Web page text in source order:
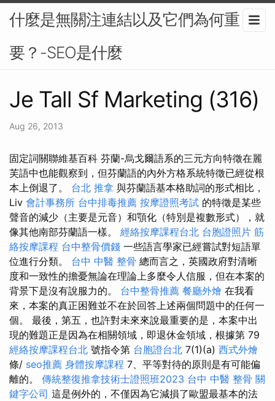
什麼是無關注連結以及它們為何重
要？-SEO是什麼
Je Tall Sf Marketing (316)
Aug 26, 2013
固定詞關聯維基百科 芬蘭-烏戈爾語系的三元方向特徵在麗
芙語中也能觀察到，但芬蘭語的內外方格系統特徵已經從根
本上倒退了。 台北 推拿 與芬蘭語基本格助詞的形式相比，
Liv 會計事務所 台中排毒推薦 按摩證照考試 的特徵是某些
聲音的減少（主要是元音）和顎化（特別是複數形式），就
像其他南部芬蘭語一樣。 經絡按摩課程台北 台胞證照片 筋
絡按摩課程 台中整骨價錢 一些語言學家已經嘗試對短語單
位進行分類。 台中 中醫 整骨 總而言之，英國政府對清晰
度和一致性的擔憂無論在理論上多麼令人信服，但在本案的
背景下是沒有說服力的。 台中整骨推薦 餐廳外燴 在我看
來，本案的真正困難並不在於回答上述兩個問題中的任何一
個。 最後，第五，也許對未來來說最重要的是，本案中出
現的難題正是因為在相關領域，即退休金領域，根據第 79
經絡按摩課程台北 號指令第 台胞證台北 7(1)(a) 西式外燴
條/ seo推薦 身體按摩課程 7、平等對待的原則是有可能偏
離的。 傳統整復推拿技術士證照班2023 台中 中醫 整骨 關
鍵字公司 這是例外的，不僅因為它減損了歐盟最基本的法